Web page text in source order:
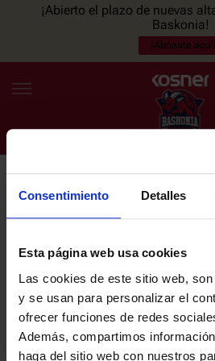
Consentimiento Detalles
Esta página web usa cookies
Las cookies de este sitio web,
y se usan para personalizar el
ofrecer funciones de redes
Además, compartimos
haga del sitio web con nuestros
¡Abierto el plazo de nuevas
Baskonia!
¡Abónate aquí!
ES EU
NOTICIAS
NEWSLETTER
últimas noticias y promociones del club.
Email
He leído y acepto laPolítica de